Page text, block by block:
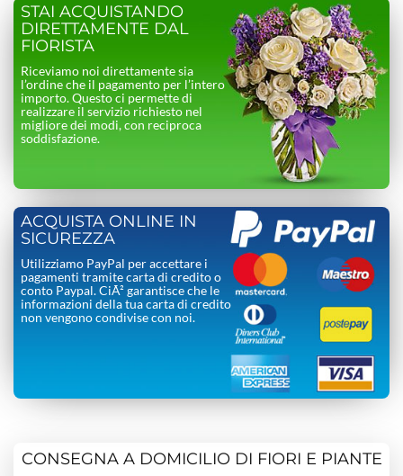
STAI ACQUISTANDO
DIRETTAMENTE DAL
FIORISTA
Riceviamo noi direttamente sia
l’ordine che il pagamento per l’intero
importo. Questo ci permette di
realizzare il servizio richiesto nel
migliore dei modi, con reciproca
soddisfazione.
ACQUISTA ONLINE IN
SICUREZZA
Utilizziamo PayPal per accettare i
pagamenti tramite carta di credito o
conto Paypal. CiÃ² garantisce che le
informazioni della tua carta di credito
non vengono condivise con noi.
CONSEGNA A DOMICILIO DI FIORI E PIANTE